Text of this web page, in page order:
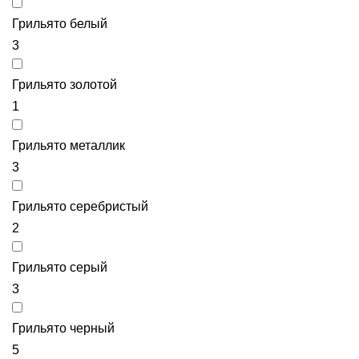
Грильято белый
3
Грильято золотой
1
Грильято металлик
3
Грильято серебристый
2
Грильято серый
3
Грильято черный
5